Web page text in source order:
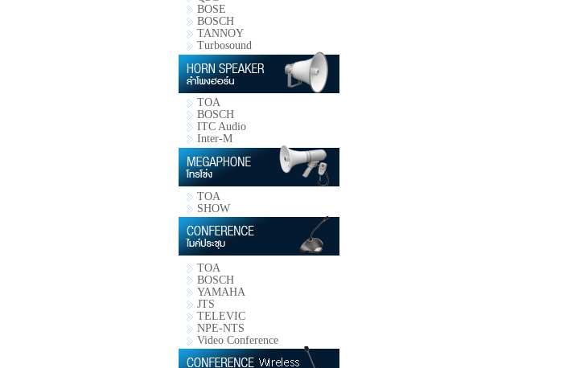
BOSE
BOSCH
TANNOY
Turbosound
TOA
BOSCH
ITC Audio
Inter-M
TOA
SHOW
TOA
BOSCH
YAMAHA
JTS
TELEVIC
NPE-NTS
Video Conference